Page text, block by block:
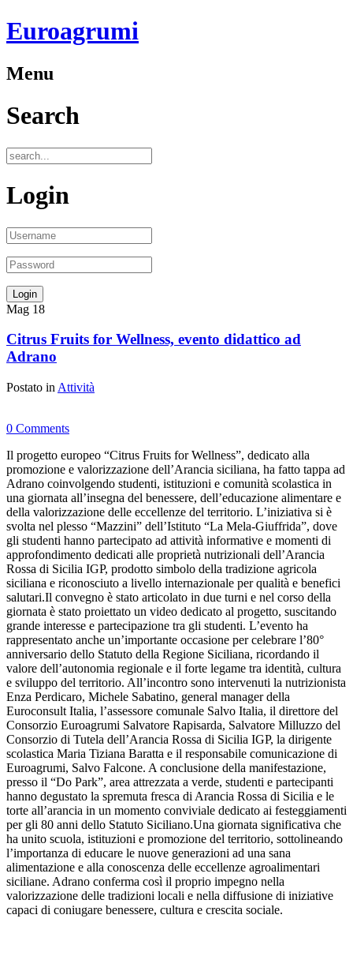
Euroagrumi
Menu
Search
Login
Mag 18
Citrus Fruits for Wellness, evento didattico ad
Adrano
Postato in Attività
0 Comments
Il progetto europeo “Citrus Fruits for Wellness”, dedicato alla
promozione e valorizzazione dell’Arancia siciliana, ha fatto tappa ad
Adrano coinvolgendo studenti, istituzioni e comunità scolastica in
una giornata all’insegna del benessere, dell’educazione alimentare e
della valorizzazione delle eccellenze del territorio. L’iniziativa si è
svolta nel plesso “Mazzini” dell’Istituto “La Mela-Giuffrida”, dove
gli studenti hanno partecipato ad attività informative e momenti di
approfondimento dedicati alle proprietà nutrizionali dell’Arancia
Rossa di Sicilia IGP, prodotto simbolo della tradizione agricola
siciliana e riconosciuto a livello internazionale per qualità e benefici
salutari.Il convegno è stato articolato in due turni e nel corso della
giornata è stato proiettato un video dedicato al progetto, suscitando
grande interesse e partecipazione tra gli studenti. L’evento ha
rappresentato anche un’importante occasione per celebrare l’80°
anniversario dello Statuto della Regione Siciliana, ricordando il
valore dell’autonomia regionale e il forte legame tra identità, cultura
e sviluppo del territorio. All’incontro sono intervenuti la nutrizionista
Enza Perdicaro, Michele Sabatino, general manager della
Euroconsult Italia, l’assessore comunale Salvo Italia, il direttore del
Consorzio Euroagrumi Salvatore Rapisarda, Salvatore Milluzzo del
Consorzio di Tutela dell’Arancia Rossa di Sicilia IGP, la dirigente
scolastica Maria Tiziana Baratta e il responsabile comunicazione di
Euroagrumi, Salvo Falcone. A conclusione della manifestazione,
presso il “Do Park”, area attrezzata a verde, studenti e partecipanti
hanno degustato la spremuta fresca di Arancia Rossa di Sicilia e le
torte all’arancia in un momento conviviale dedicato ai festeggiamenti
per gli 80 anni dello Statuto Siciliano.Una giornata significativa che
ha unito scuola, istituzioni e promozione del territorio, sottolineando
l’importanza di educare le nuove generazioni ad una sana
alimentazione e alla conoscenza delle eccellenze agroalimentari
siciliane. Adrano conferma così il proprio impegno nella
valorizzazione delle tradizioni locali e nella diffusione di iniziative
capaci di coniugare benessere, cultura e crescita sociale.